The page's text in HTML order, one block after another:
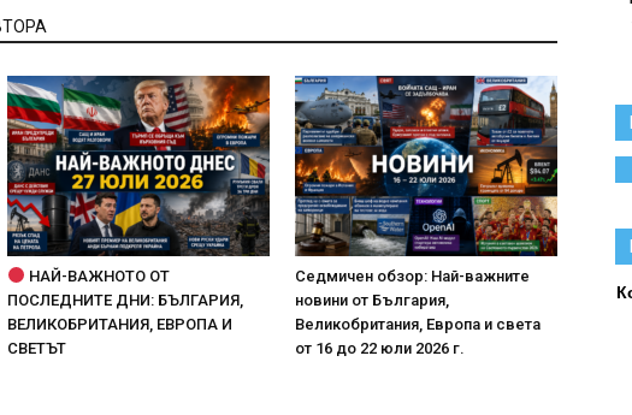
НАЙ-ВАЖНОТО ОТ
ПОСЛЕДНИТЕ ДНИ: БЪЛГАРИЯ,
ВЕЛИКОБРИТАНИЯ, ЕВРОПА И
СВЕТЪТ
Седмичен обзор: Най-важните
новини от България,
Великобритания, Европа и света
от 16 до 22 юли 2026 г.